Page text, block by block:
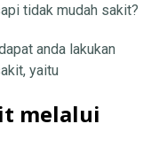
tidak mudah sakit?
anda lakukan
yaitu
melalui